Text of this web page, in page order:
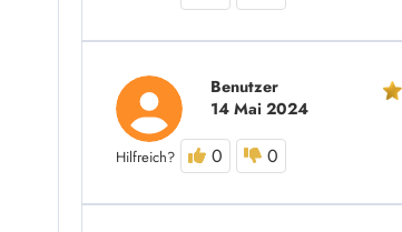
Benutzer
14 Mai 2024
Hilfreich? 0 0